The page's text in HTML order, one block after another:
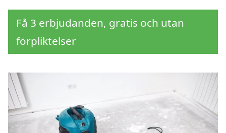
Få 3 erbjudanden, gratis och utan
förpliktelser